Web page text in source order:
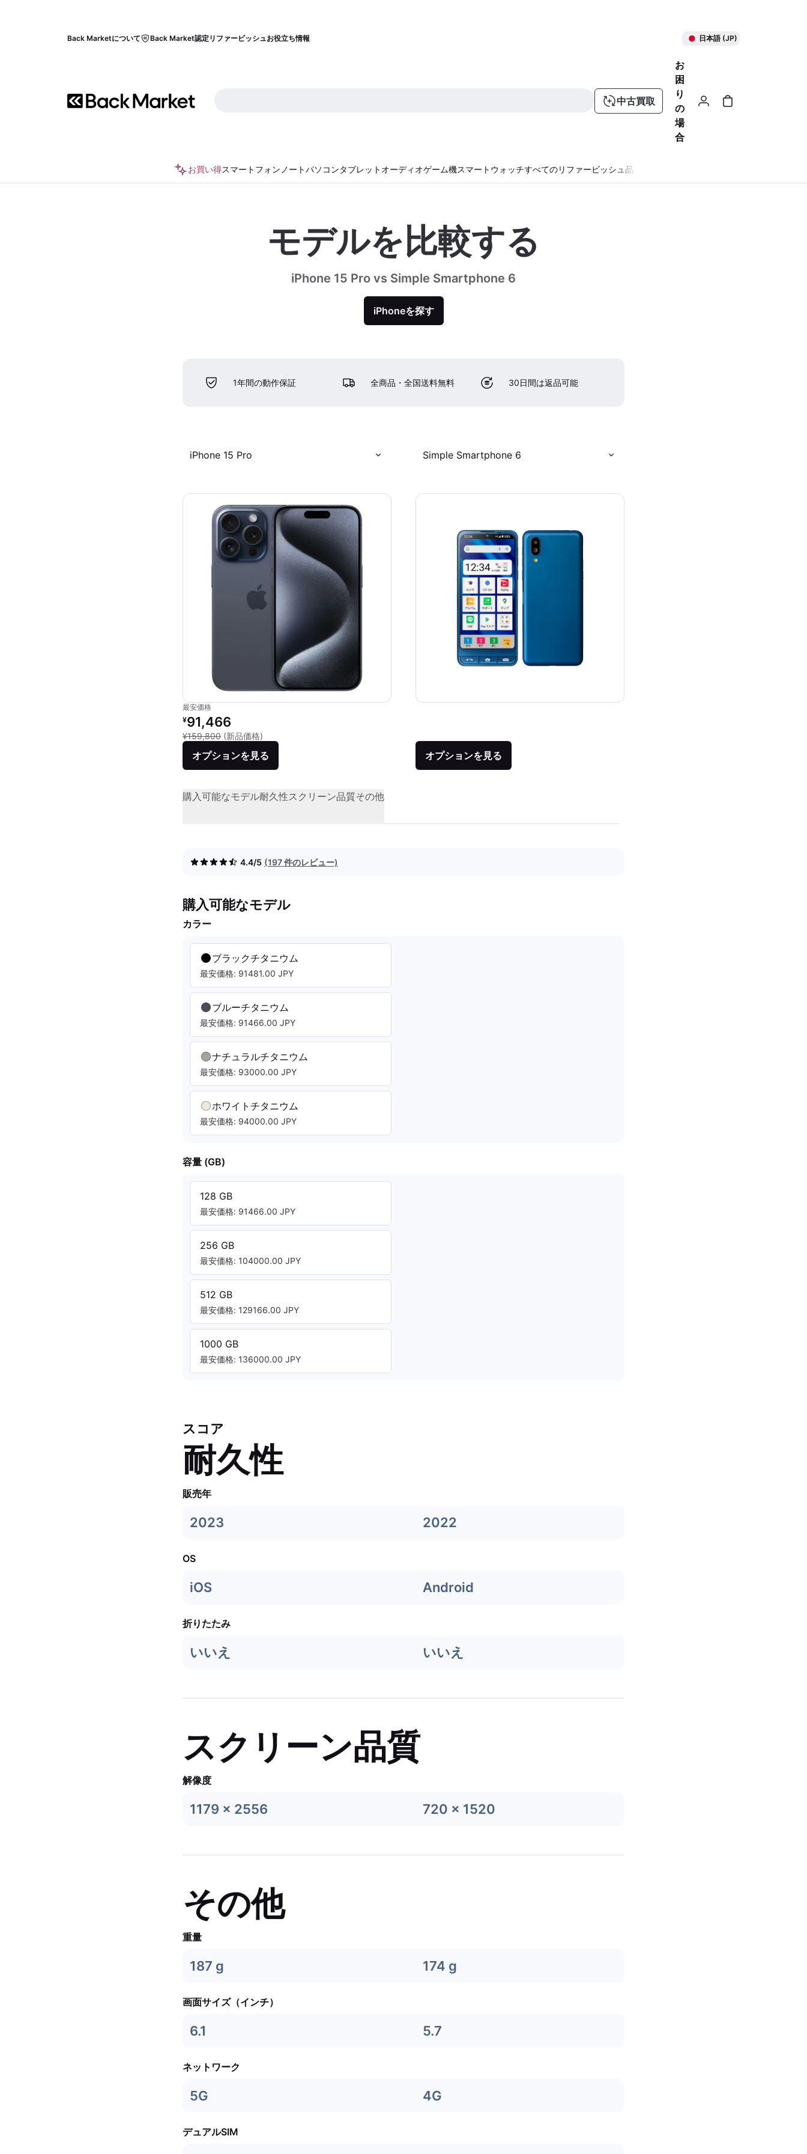
Back Marketについて Back Market認定リファービッシュお役立ち情報 日本語 (JP)
中古買取
お
困
り
の
場
合
お買い得スマートフォン ノートパソコンタブレット オーディオゲーム機スマートウォッチすべてのリファービッシュ品
モデルを比較する
iPhone 15 Pro vs Simple Smartphone 6
iPhoneを探す
1年間の動作保証 全商品・全国送料無料 30日間は返品可能
iPhone 15 Pro Simple Smartphone 6
最安価格
リファービッシュ品の価格：
¥91,466
¥159,800 (新品価格)
オプションを見る オプションを見る
購入可能なモデル耐久性スクリーン品質その他
4.4/5 (197 件のレビュー)
購入可能なモデル
カラー
ブラックチタニウム
最安価格: 91481.00 JPY
ブルーチタニウム
最安価格: 91466.00 JPY
ナチュラルチタニウム
最安価格: 93000.00 JPY
ホワイトチタニウム
最安価格: 94000.00 JPY
容量 (GB)
128 GB
最安価格: 91466.00 JPY
256 GB
最安価格: 104000.00 JPY
512 GB
最安価格: 129166.00 JPY
1000 GB
最安価格: 136000.00 JPY
スコア
耐久性
販売年
2023 2022
OS
iOS Android
折りたたみ
いいえ いいえ
スクリーン品質
解像度
1179 x 2556 720 x 1520
その他
重量
187 g 174 g
画面サイズ（インチ）
6.1 5.7
ネットワーク
5G 4G
デュアルSIM